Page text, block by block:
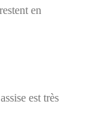
en
est très